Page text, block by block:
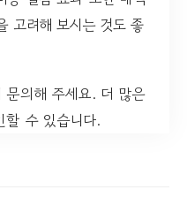
고려해 보시는 것도 좋
문의해 주세요. 더 많은
할 수 있습니다.